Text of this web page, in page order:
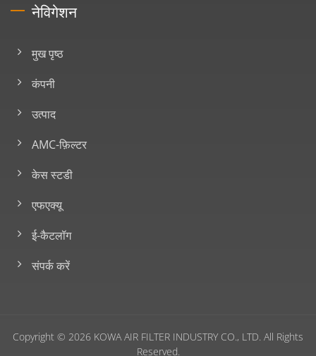
नेविगेशन
मुख पृष्ठ
कंपनी
उत्पाद
AMC-फ़िल्टर
केस स्टडी
एफएक्यू
ई-कैटलॉग
संपर्क करें
Copyright © 2026 KOWA AIR FILTER INDUSTRY CO., LTD. All Rights
Reserved.